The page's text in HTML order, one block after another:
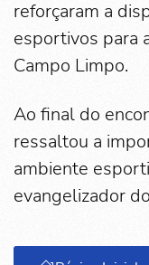
reforçaram a
esportivos para
Campo Limpo.
Ao final do
ressaltou a
ambiente
evangelizador